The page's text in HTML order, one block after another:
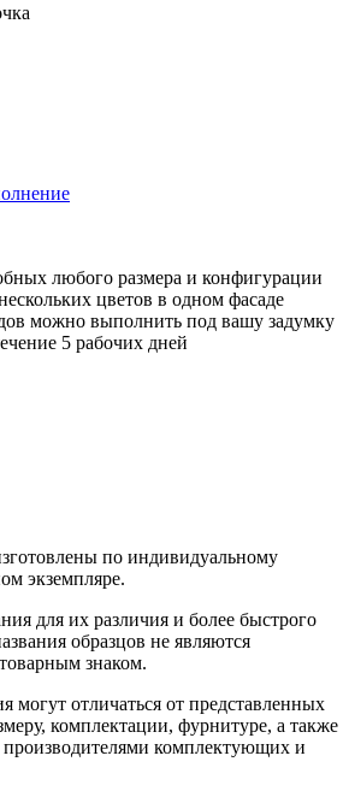
любого размера и конфигурации
цветов в одном фасаде
можно выполнить под вашу задумку
5 рабочих дней
по индивидуальному
экземпляре.
для их различия и более быстрого
образцов не являются
знаком.
могут отличаться от представленных
комплектации, фурнитуре, а также
комплектующих и